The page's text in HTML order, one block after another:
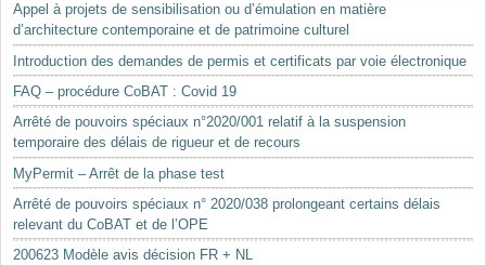
Appel à projets de sensibilisation ou d’émulation en matière
d’architecture contemporaine et de patrimoine culturel
Introduction des demandes de permis et certificats par voie électronique
FAQ – procédure CoBAT : Covid 19
Arrêté de pouvoirs spéciaux n°2020/001 relatif à la suspension
temporaire des délais de rigueur et de recours
MyPermit – Arrêt de la phase test
Arrêté de pouvoirs spéciaux n° 2020/038 prolongeant certains délais
relevant du CoBAT et de l’OPE
200623 Modèle avis décision FR + NL